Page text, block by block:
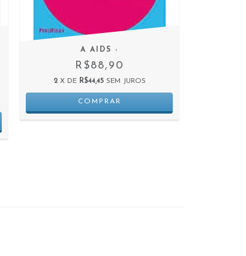
A AIDS -
R$88,90
2 X DE R$44,45 SEM JUROS